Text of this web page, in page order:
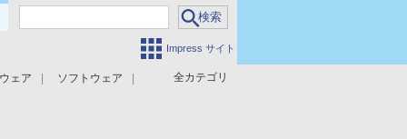
Impress サイト
全カテゴリ
ェア
ソフトウェア